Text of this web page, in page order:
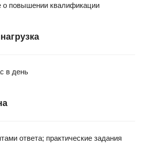
о повышении квалификации
в день
ответа; практические задания